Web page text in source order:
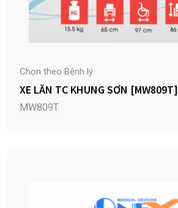
Chọn theo Bệnh lý
XE LĂN TC KHUNG SƠN [MW809T]
MW809T